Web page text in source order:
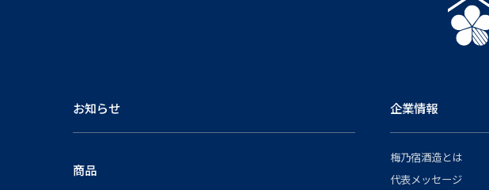
お知らせ
商品
企業情報
梅乃宿酒造とは
代表メッセージ